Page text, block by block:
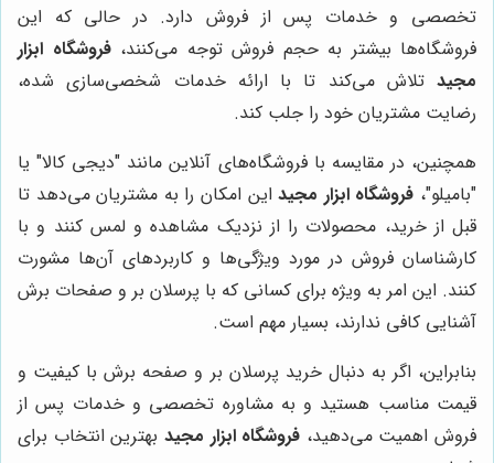
تخصصی و خدمات پس از فروش دارد. در حالی که این
فروشگاه‌ها بیشتر به حجم فروش توجه می‌کنند،فروشگاه ابزار
مجید تلاش می‌کند تا با ارائه خدمات شخصی‌سازی شده،
رضایت مشتریان خود را جلب کند.
همچنین، در مقایسه با فروشگاه‌های آنلاین مانند "دیجی کالا" یا
"بامیلو"، فروشگاه ابزار مجیداین امکان را به مشتریان می‌دهد تا
قبل از خرید، محصولات را از نزدیک مشاهده و لمس کنند و با
کارشناسان فروش در مورد ویژگی‌ها و کاربردهای آن‌ها مشورت
کنند. این امر به ویژه برای کسانی که با پرسلان بر و صفحات برش
آشنایی کافی ندارند، بسیار مهم است.
بنابراین، اگر به دنبال خرید پرسلان بر و صفحه برش با کیفیت و
قیمت مناسب هستید و به مشاوره تخصصی و خدمات پس از
فروش اهمیت می‌دهید، فروشگاه ابزار مجید بهترین انتخاب برای